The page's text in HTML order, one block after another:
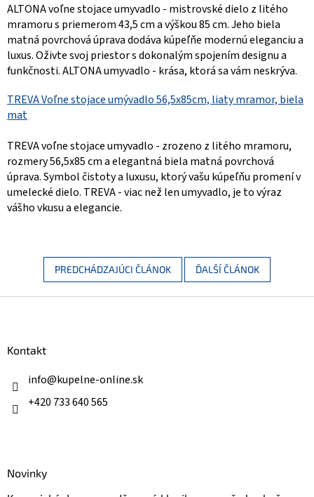
ALTONA voľne stojace umyvadlo - mistrovské dielo z litého
mramoru s priemerom 43,5 cm a výškou 85 cm. Jeho biela
matná povrchová úprava dodáva kúpeľňe modernú eleganciu a
luxus. Oživte svoj priestor s dokonalým spojením designu a
funkčnosti. ALTONA umyvadlo - krása, ktorá sa vám neskrýva.
TREVA Voľne stojace umývadlo 56,5x85cm, liaty mramor, biela
mat
TREVA voľne stojace umyvadlo - zrozeno z litého mramoru,
rozmery 56,5x85 cm a elegantná biela matná povrchová
úprava. Symbol čistoty a luxusu, ktorý vašu kúpeľňu promení v
umelecké dielo. TREVA - viac než len umyvadlo, je to výraz
vášho vkusu a elegancie.
PREDCHÁDZAJÚCI ČLÁNOK ĎALŠÍ ČLÁNOK
Kontakt
info@kupelne-online.sk
+420 733 640 565
Novinky